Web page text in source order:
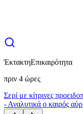
ΈκτακτηΕπικαιρότητα
πριν 4 ώρες
Σερί με κίτρινες
- Αναλυτικά ο καιρός